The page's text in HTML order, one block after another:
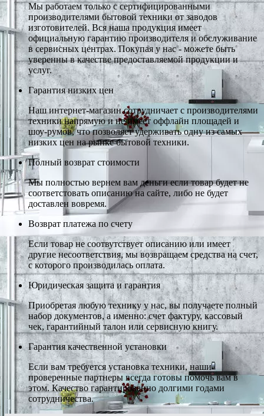
Мы работаем только с сертифицированными
производителями бытовой техники от заводов
изготовителей. Вся наша продукция имеет
официальную гарантию производителя и обслуживание
в сервисных центрах. Покупая у нас - можете быть
уверенны в качестве предоставляемой продукции и
услуг.
Гарантия низких цен
Наш интернет-магазин сотрудничает с производителями
техники напрямую и не имеет оффлайн площадей и
шоу-румов, что позволяет удерживать одну из самых
низких цен на рынке бытовой техники.
Полный возврат стоимости
Мы полностью вернем вам деньги если товар будет не
соответстовать описанию на сайте, либо не будет
доставлен вовремя.
Возврат платежа по счету
Если товар не соотвутствует описанию или имеет
другие несоответствия, мы возвращаем средства на счет,
с которого производилась оплата.
Юридическая защита и гарантия
Приобретая любую технику у нас, вы получаете полный
набор документов, а именно: счет фактуру, кассовый
чек, гарантийный талон или сервисную книгу.
Гарантия качественной установки
Если вам требуется установка техники, наши
проверенные партнеры всегда готовы помочь вам в
этом. Качество гарантированно долгими годами
сотрудничества.